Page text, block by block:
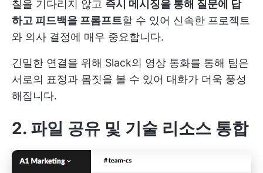
칠을 기다리지 않고 즉시 메시징을 통해 질문에 답
하고 피드백을 프롬프트할 수 있어 신속한 프로젝트
와 의사 결정에 매우 중요합니다.
긴밀한 연결을 위해 Slack의 영상 통화를 통해 팀은
서로의 표정과 몸짓을 볼 수 있어 대화가 더욱 풍성
해집니다.
2. 파일 공유 및 기술 리소스 통합